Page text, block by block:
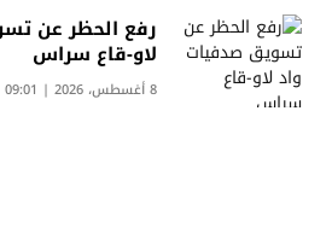
رفع الحظر عن
لاو-قاع سراس
8 أغسطس، 2026 | 09:01